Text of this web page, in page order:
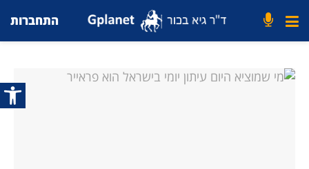
פתח
התחברות